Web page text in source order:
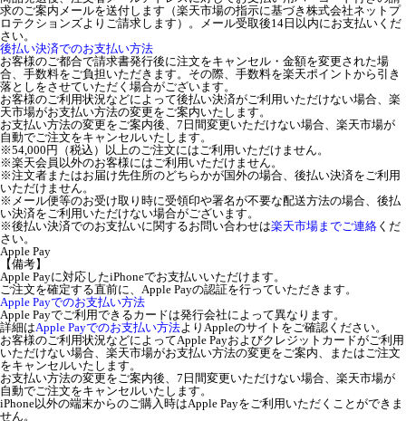
求のご案内メールを送付します（楽天市場の指示に基づき株式会社ネットプ
ロテクションズよりご請求します）。メール受取後14日以内にお支払いくだ
さい。
後払い決済でのお支払い方法
お客様のご都合で請求書発行後に注文をキャンセル・金額を変更された場
合、手数料をご負担いただきます。その際、手数料を楽天ポイントから引き
落としをさせていただく場合がございます。
お客様のご利用状況などによって後払い決済がご利用いただけない場合、楽
天市場がお支払い方法の変更をご案内いたします。
お支払い方法の変更をご案内後、7日間変更いただけない場合、楽天市場が
自動でご注文をキャンセルいたします。
※54,000円（税込）以上のご注文にはご利用いただけません。
※楽天会員以外のお客様にはご利用いただけません。
※注文者またはお届け先住所のどちらかが国外の場合、後払い決済をご利用
いただけません。
※メール便等のお受け取り時に受領印や署名が不要な配送方法の場合、後払
い決済をご利用いただけない場合がございます。
※後払い決済でのお支払いに関するお問い合わせは楽天市場までご連絡 くだ
さい。
Apple Pay
【備考】
Apple Payに対応したiPhoneでお支払いいただけます。
ご注文を確定する直前に、Apple Payの認証を行っていただきます。
Apple Payでのお支払い方法
Apple Payでご利用できるカードは発行会社によって異なります。
詳細はApple Payでのお支払い方法よりAppleのサイトをご確認ください。
お客様のご利用状況などによってApple Payおよびクレジットカードがご利用
いただけない場合、楽天市場がお支払い方法の変更をご案内、またはご注文
をキャンセルいたします。
お支払い方法の変更をご案内後、7日間変更いただけない場合、楽天市場が
自動でご注文をキャンセルいたします。
iPhone以外の端末からのご購入時はApple Payをご利用いただくことができま
せん。